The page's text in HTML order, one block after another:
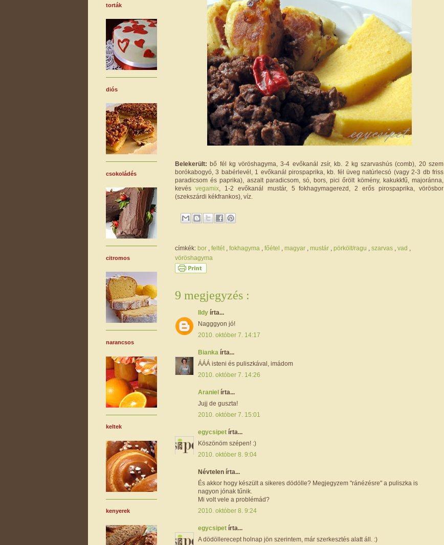
Belekerült: bő fél kg vöröshagyma, 3-4 evőkanál zsír, kb. 2 kg szarvashús (comb), 20 szem
borókabogyó, 3 babérlevél, 1 evőkanál pirospaprika, kb. fél üveg natúrlecsó (vagy 2-3 db friss
paradicsom és paprika), aszalt paradicsom, só, bors, pici őrölt kömény, kakukkfű, majoránna,
kevés vegamix, 1-2 evőkanál mustár, 5 fokhagymagerezd, 2 erős pirospaprika, vörösbor
(szekszárdi kékfrankos), víz.
címkék: bor feltét fokhagyma főétel magyar mustár pörkölt/ragu szarvas vad
vöröshagyma
9 megjegyzés :
Ildy írta...
Nagggyon jó!
2010. október 7. 14:17
Bianka írta...
ÁÁÁ isteni és puliszkával, imádom
2010. október 7. 14:26
Araniel írta...
Jujj de guszta!
2010. október 7. 15:01
egycsipet írta...
Köszönöm szépen! :)
2010. október 8. 9:04
Névtelen írta...
És akkor hogy készült a sikeres dödölle? Megjegyzem "ránézésre" a puliszka is
nagyon jónak tűnik.
Mi volt vele a problémád?
2010. október 8. 9:24
egycsipet írta...
A dödöllerecept holnap jön szerintem, már szerkesztés alatt áll. :)
torták
diós
csokoládés
citromos
narancsos
keltek
kenyerek